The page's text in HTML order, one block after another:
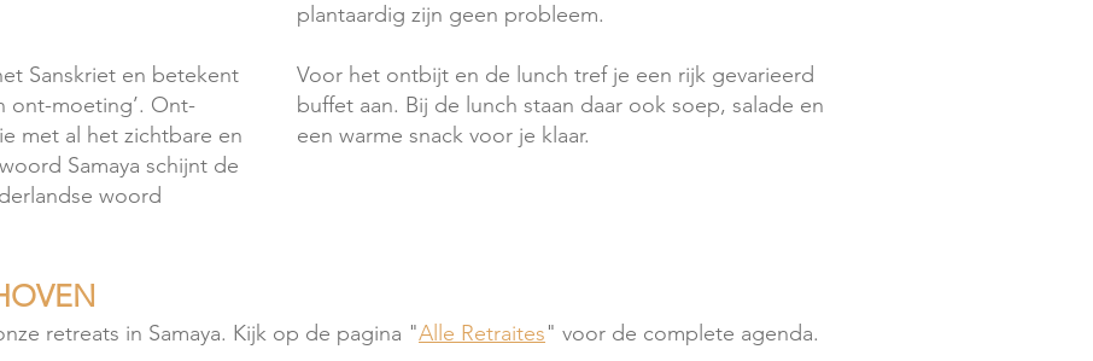
Sanskriet en betekent
ont-moeting’. Ont-
met al het zichtbare en
Samaya schijnt de
woord
plantaardig zijn geen probleem.
Voor het ontbijt en de lunch tref je een rijk gevarieerd
buffet aan. Bij de lunch staan daar ook soep, salade en
een warme snack voor je klaar.
retreats in Samaya. Kijk op de pagina "Alle Retraites" voor de complete agenda.